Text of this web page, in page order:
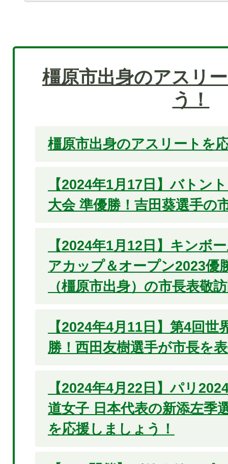
橿原市出身のアスリ
う！
橿原市出身のアスリートを
【2024年1月17日】バトン
大会 準優勝！吉田葵選手の
【2024年1月12日】キンボ
アカップ＆オープン2023優
（橿原市出身）の市長表敬
【2024年4月11日】第4回世
勝！西田友樹選手が市長を
【2024年4月22日】パリ
道女子 日本代表の新添左季
を応援しましょう！